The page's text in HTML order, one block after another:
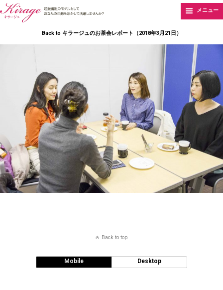
メニュー
Back to キラージュのお茶会レポート（2018年3月21日）
Back to top
Mobile Desktop